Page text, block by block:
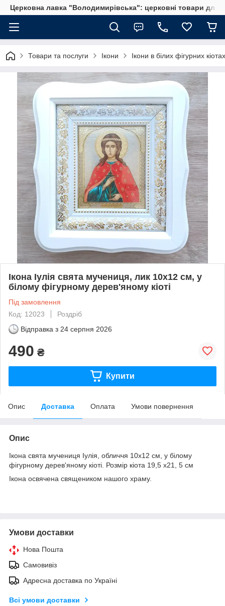
Церковна лавка "Володимирівська": церковні товари для
Товари та послуги Ікони Ікони в білих фігурних
Ікона Іулія свята мучениця, лик 10х12 см, у
білому фігурному дерев'яному кіоті
Під замовлення
Код: 12023
Роздріб
Відправка з 24 серпня 2026
490 ₴
Купити
Опис Доставка Оплата Умови повернення
Опис
Ікона свята мучениця Іулія, обличчя 10х12 см, у білому
фігурному дерев'яному кіоті. Розмір кіота 19,5 х21, 5 см
Ікона освячена священиком нашого храму.
Умови доставки
Нова Пошта
Самовивіз
Адресна доставка по Україні
Всі умови доставки